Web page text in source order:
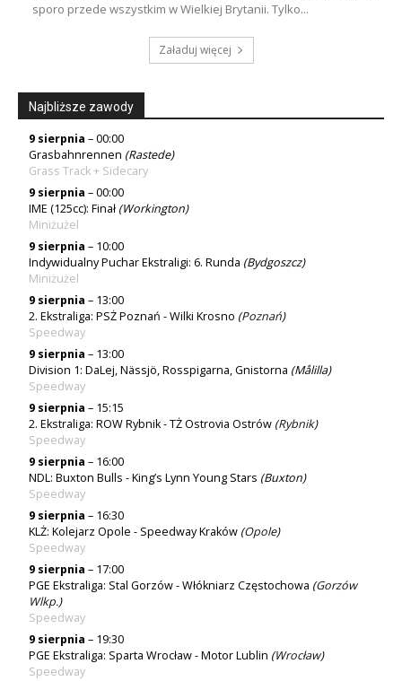
sporo przede wszystkim w Wielkiej Brytanii. Tylko...
Załaduj więcej
Najbliższe zawody
9 sierpnia – 00:00
Grasbahnrennen (Rastede)
Grass Track + Sidecary
9 sierpnia – 00:00
IME (125cc): Finał(Workington)
Miniżużel
9 sierpnia – 10:00
Indywidualny Puchar Ekstraligi: 6. Runda (Bydgoszcz)
Miniżużel
9 sierpnia – 13:00
2. Ekstraliga: PSŻ Poznań - Wilki Krosno (Poznań)
Speedway
9 sierpnia – 13:00
Division 1: DaLej, Nässjö, Rosspigarna, Gnistorna (Målilla)
Speedway
9 sierpnia – 15:15
2. Ekstraliga: ROW Rybnik - TŻ Ostrovia Ostrów (Rybnik)
Speedway
9 sierpnia – 16:00
NDL: Buxton Bulls - King’s Lynn Young Stars (Buxton)
Speedway
9 sierpnia – 16:30
KLŻ: Kolejarz Opole - Speedway Kraków (Opole)
Speedway
9 sierpnia – 17:00
PGE Ekstraliga: Stal Gorzów - Włókniarz Częstochowa (Gorzów
Wlkp.)
Speedway
9 sierpnia – 19:30
PGE Ekstraliga: Sparta Wrocław - Motor Lublin (Wrocław)
Speedway